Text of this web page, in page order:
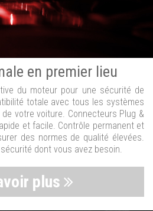
en premier lieu
du moteur pour une sécurité de
totale avec tous les systèmes
votre voiture. Connecteurs Plug &
et facile. Contrôle permanent et
des normes de qualité élevées.
dont vous avez besoin.
plus